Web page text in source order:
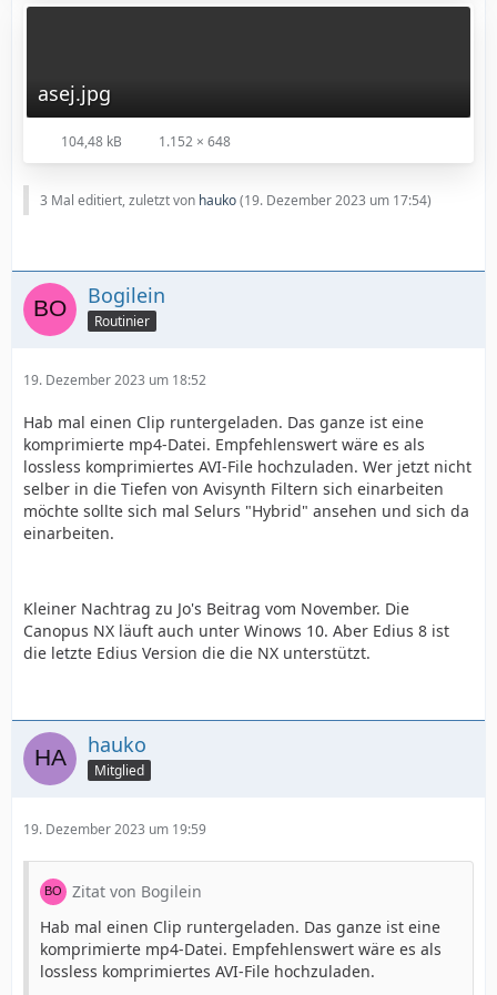
einstellen.
Gecroppt (704 x 576 Pixel) und deinterlaced wird
normalerweise erst mit einem Encoder. Jetzt erst erfolgt
eine Komprimierung mit H.264 oder H.265. Wenn du
das so nicht erstellen willst, dann hast du eben diese
schlechte Bildqualität, die man z. Bsp. bei YT sieht.
asej.jpg
104,48 kB 1.152 × 648
3 Mal editiert, zuletzt von hauko(19. Dezember 2023 um 17:54)
Bogilein
Routinier
19. Dezember 2023 um 18:52
Hab mal einen Clip runtergeladen. Das ganze ist eine
komprimierte mp4-Datei. Empfehlenswert wäre es als
lossless komprimiertes AVI-File hochzuladen. Wer jetzt nicht
selber in die Tiefen von Avisynth Filtern sich einarbeiten
möchte sollte sich mal Selurs "Hybrid" ansehen und sich da
einarbeiten.
Kleiner Nachtrag zu Jo's Beitrag vom November. Die
Canopus NX läuft auch unter Winows 10. Aber Edius 8 ist
die letzte Edius Version die die NX unterstützt.
hauko
Mitglied
19. Dezember 2023 um 19:59
Zitat von Bogilein
Hab mal einen Clip runtergeladen. Das ganze ist eine
komprimierte mp4-Datei. Empfehlenswert wäre es als
lossless komprimiertes AVI-File hochzuladen.